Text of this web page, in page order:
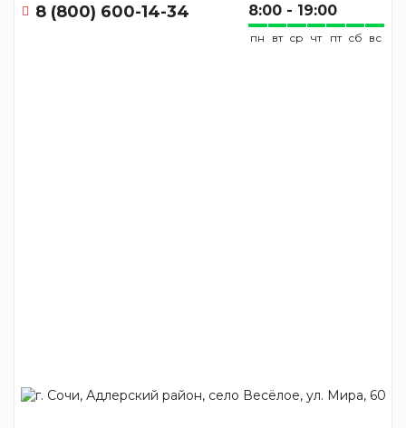
8 (800) 600-14-34 8:00 - 19:00
пн вт ср чт пт сб вс